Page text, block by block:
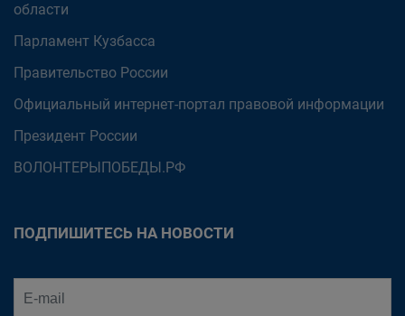
области
Парламент Кузбасса
Правительство России
Официальный интернет-портал правовой информации
Президент России
ВОЛОНТЕРЫПОБЕДЫ.РФ
ПОДПИШИТЕСЬ НА НОВОСТИ